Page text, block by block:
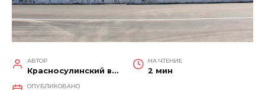
АВТОР
Красносулинский вестник
НА ЧТЕНИЕ
2 мин
ОПУБЛИКОВАНО